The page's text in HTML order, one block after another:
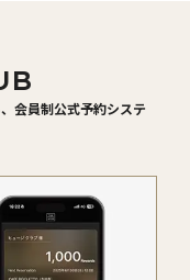
会員制公式予約システ